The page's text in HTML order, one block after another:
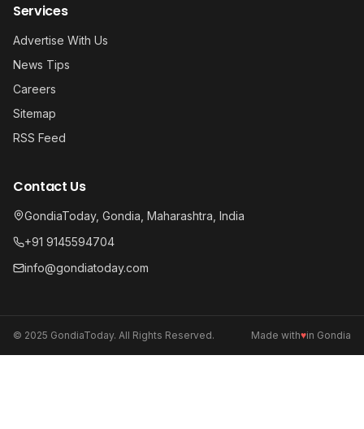
Services
Advertise With Us
News Tips
Careers
Sitemap
RSS Feed
Contact Us
GondiaToday, Gondia, Maharashtra, India
+91 9145594704
info@gondiatoday.com
© 2025 GondiaToday. All Rights Reserved. Made with♥in Gondia